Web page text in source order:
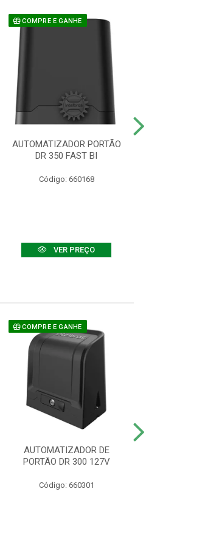
COMPRE E GANHE
AUTOMATIZADOR PORTÃO
DR 350 FAST BI
Código: 660168
VER PREÇO
COMPRE E GANHE
AUTOMATIZADOR DE
PORTÃO DR 300 127V
Código: 660301